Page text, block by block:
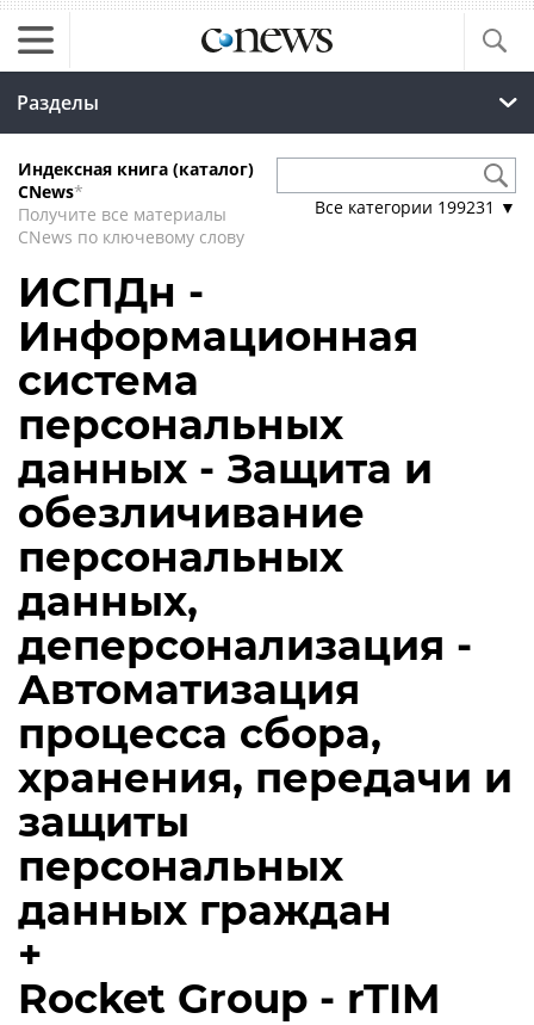
Разделы
Индексная книга (каталог)
CNews*
Получите все материалы
CNews по ключевому слову
Все категории 199231 ▼
ИСПДн -
Информационная
система
персональных
данных - Защита и
обезличивание
персональных
данных,
деперсонализация -
Автоматизация
процесса сбора,
хранения, передачи и
защиты
персональных
данных граждан
+
Rocket Group - rTIM